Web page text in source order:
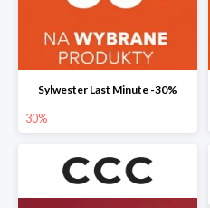
Sylwester Last Minute -30%
30%